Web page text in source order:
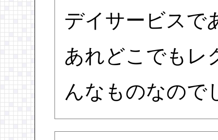
デイサービスで
あれどこでもレ
んなものなので